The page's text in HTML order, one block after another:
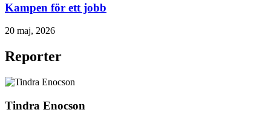
Kampen för ett jobb
20 maj, 2026
Reporter
Tindra Enocson